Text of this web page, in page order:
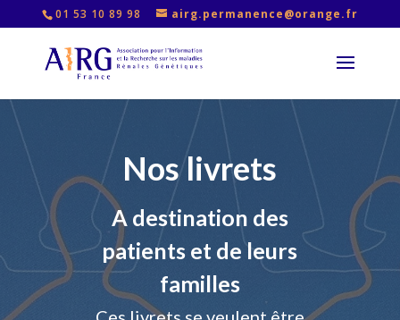
01 53 10 89 98 airg.permanence@orange.fr
Nos livrets
A destination des
patients et de leurs
familles